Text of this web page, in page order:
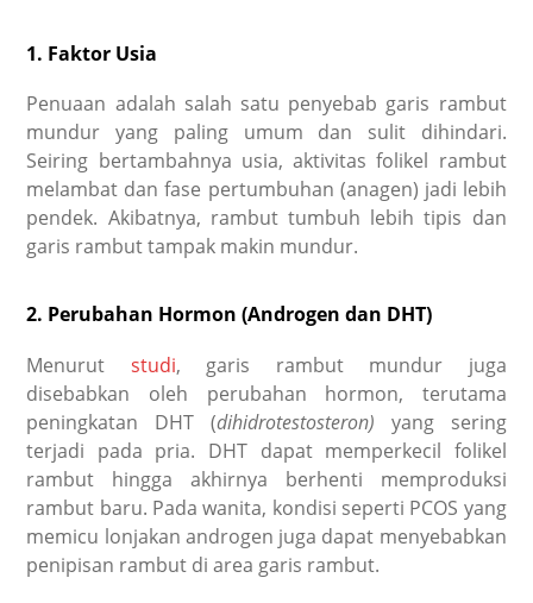
1. Faktor Usia
Penuaan adalah salah satu penyebab garis rambut
mundur yang paling umum dan sulit dihindari.
Seiring bertambahnya usia, aktivitas folikel rambut
melambat dan fase pertumbuhan (anagen) jadi lebih
pendek. Akibatnya, rambut tumbuh lebih tipis dan
garis rambut tampak makin mundur.
2. Perubahan Hormon (Androgen dan DHT)
Menurut studi, garis rambut mundur juga
disebabkan oleh perubahan hormon, terutama
peningkatan DHT (dihidrotestosteron) yang sering
terjadi pada pria. DHT dapat memperkecil folikel
rambut hingga akhirnya berhenti memproduksi
rambut baru. Pada wanita, kondisi seperti PCOS yang
memicu lonjakan androgen juga dapat menyebabkan
penipisan rambut di area garis rambut.